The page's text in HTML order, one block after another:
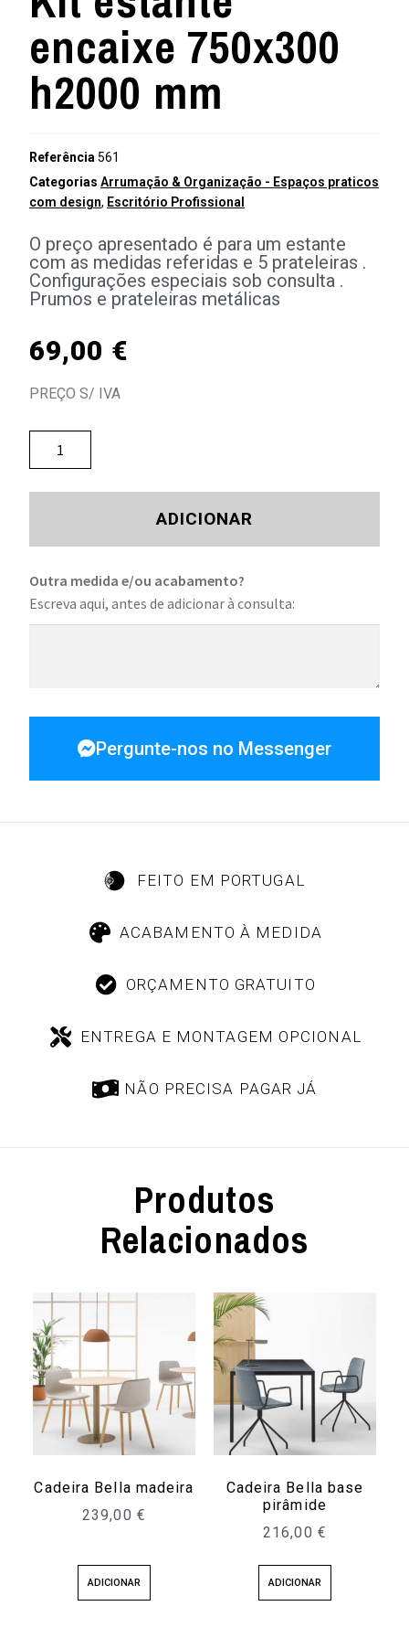
encaixe 750x300
h2000 mm
Referência561
Categorias Arrumação & Organização - Espaços praticos
com design, Escritório Profissional
O preço apresentado é para um estante
com as medidas referidas e 5 prateleiras .
Configurações especiais sob consulta .
Prumos e prateleiras metálicas
69,00 €
PREÇO S/ IVA
ADICIONAR
Outra medida e/ou acabamento?
Escreva aqui, antes de adicionar à consulta:
Pergunte-nos no Messenger
FEITO EM PORTUGAL
ACABAMENTO À MEDIDA
ORÇAMENTO GRATUITO
ENTREGA E MONTAGEM OPCIONAL
NÃO PRECISA PAGAR JÁ
Produtos
Relacionados
Cadeira Bella madeira
239,00 €
ADICIONAR
Cadeira Bella base
pirâmide
216,00 €
ADICIONAR